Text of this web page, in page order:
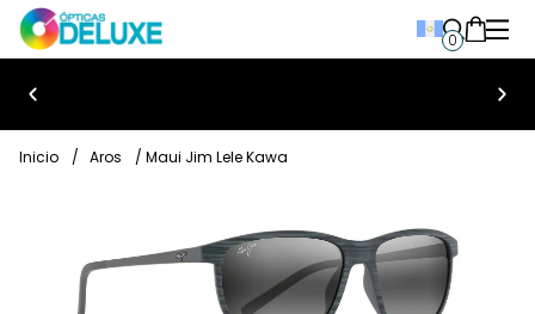
0
Bienvenido a Ópticas Deluxe
Inicio / Aros / Maui Jim Lele Kawa